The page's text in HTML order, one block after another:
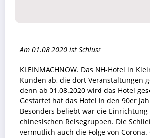
Am 01.08.2020 ist Schluss
KLEINMACHNOW. Das NH-Hotel in
Kunden ab, die dort Veranstaltungen
denn ab 01.08.2020 wird das Hotel
Gestartet hat das Hotel in den 90er
Besonders beliebt war die Einrichtung
chinesischen Reisegruppen. Die
vermutlich auch die Folge von Corona.